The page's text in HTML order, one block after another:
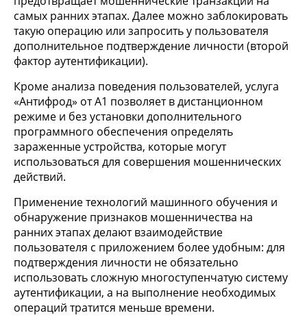
самых ранних этапах. Далее можно заблокировать
такую операцию или запросить у пользователя
дополнительное подтверждение личности (второй
фактор аутентификации).
Кроме анализа поведения пользователей, услуга
«Антифрод» от А1 позволяет в дистанционном
режиме и без установки дополнительного
программного обеспечения определять
зараженные устройства, которые могут
использоваться для совершения мошеннических
действий.
Применение технологий машинного обучения и
обнаружение признаков мошенничества на
ранних этапах делают взаимодействие
пользователя с приложением более удобным: для
подтверждения личности не обязательно
использовать сложную многоступенчатую систему
аутентификации, а на выполнение необходимых
операций тратится меньше времени.